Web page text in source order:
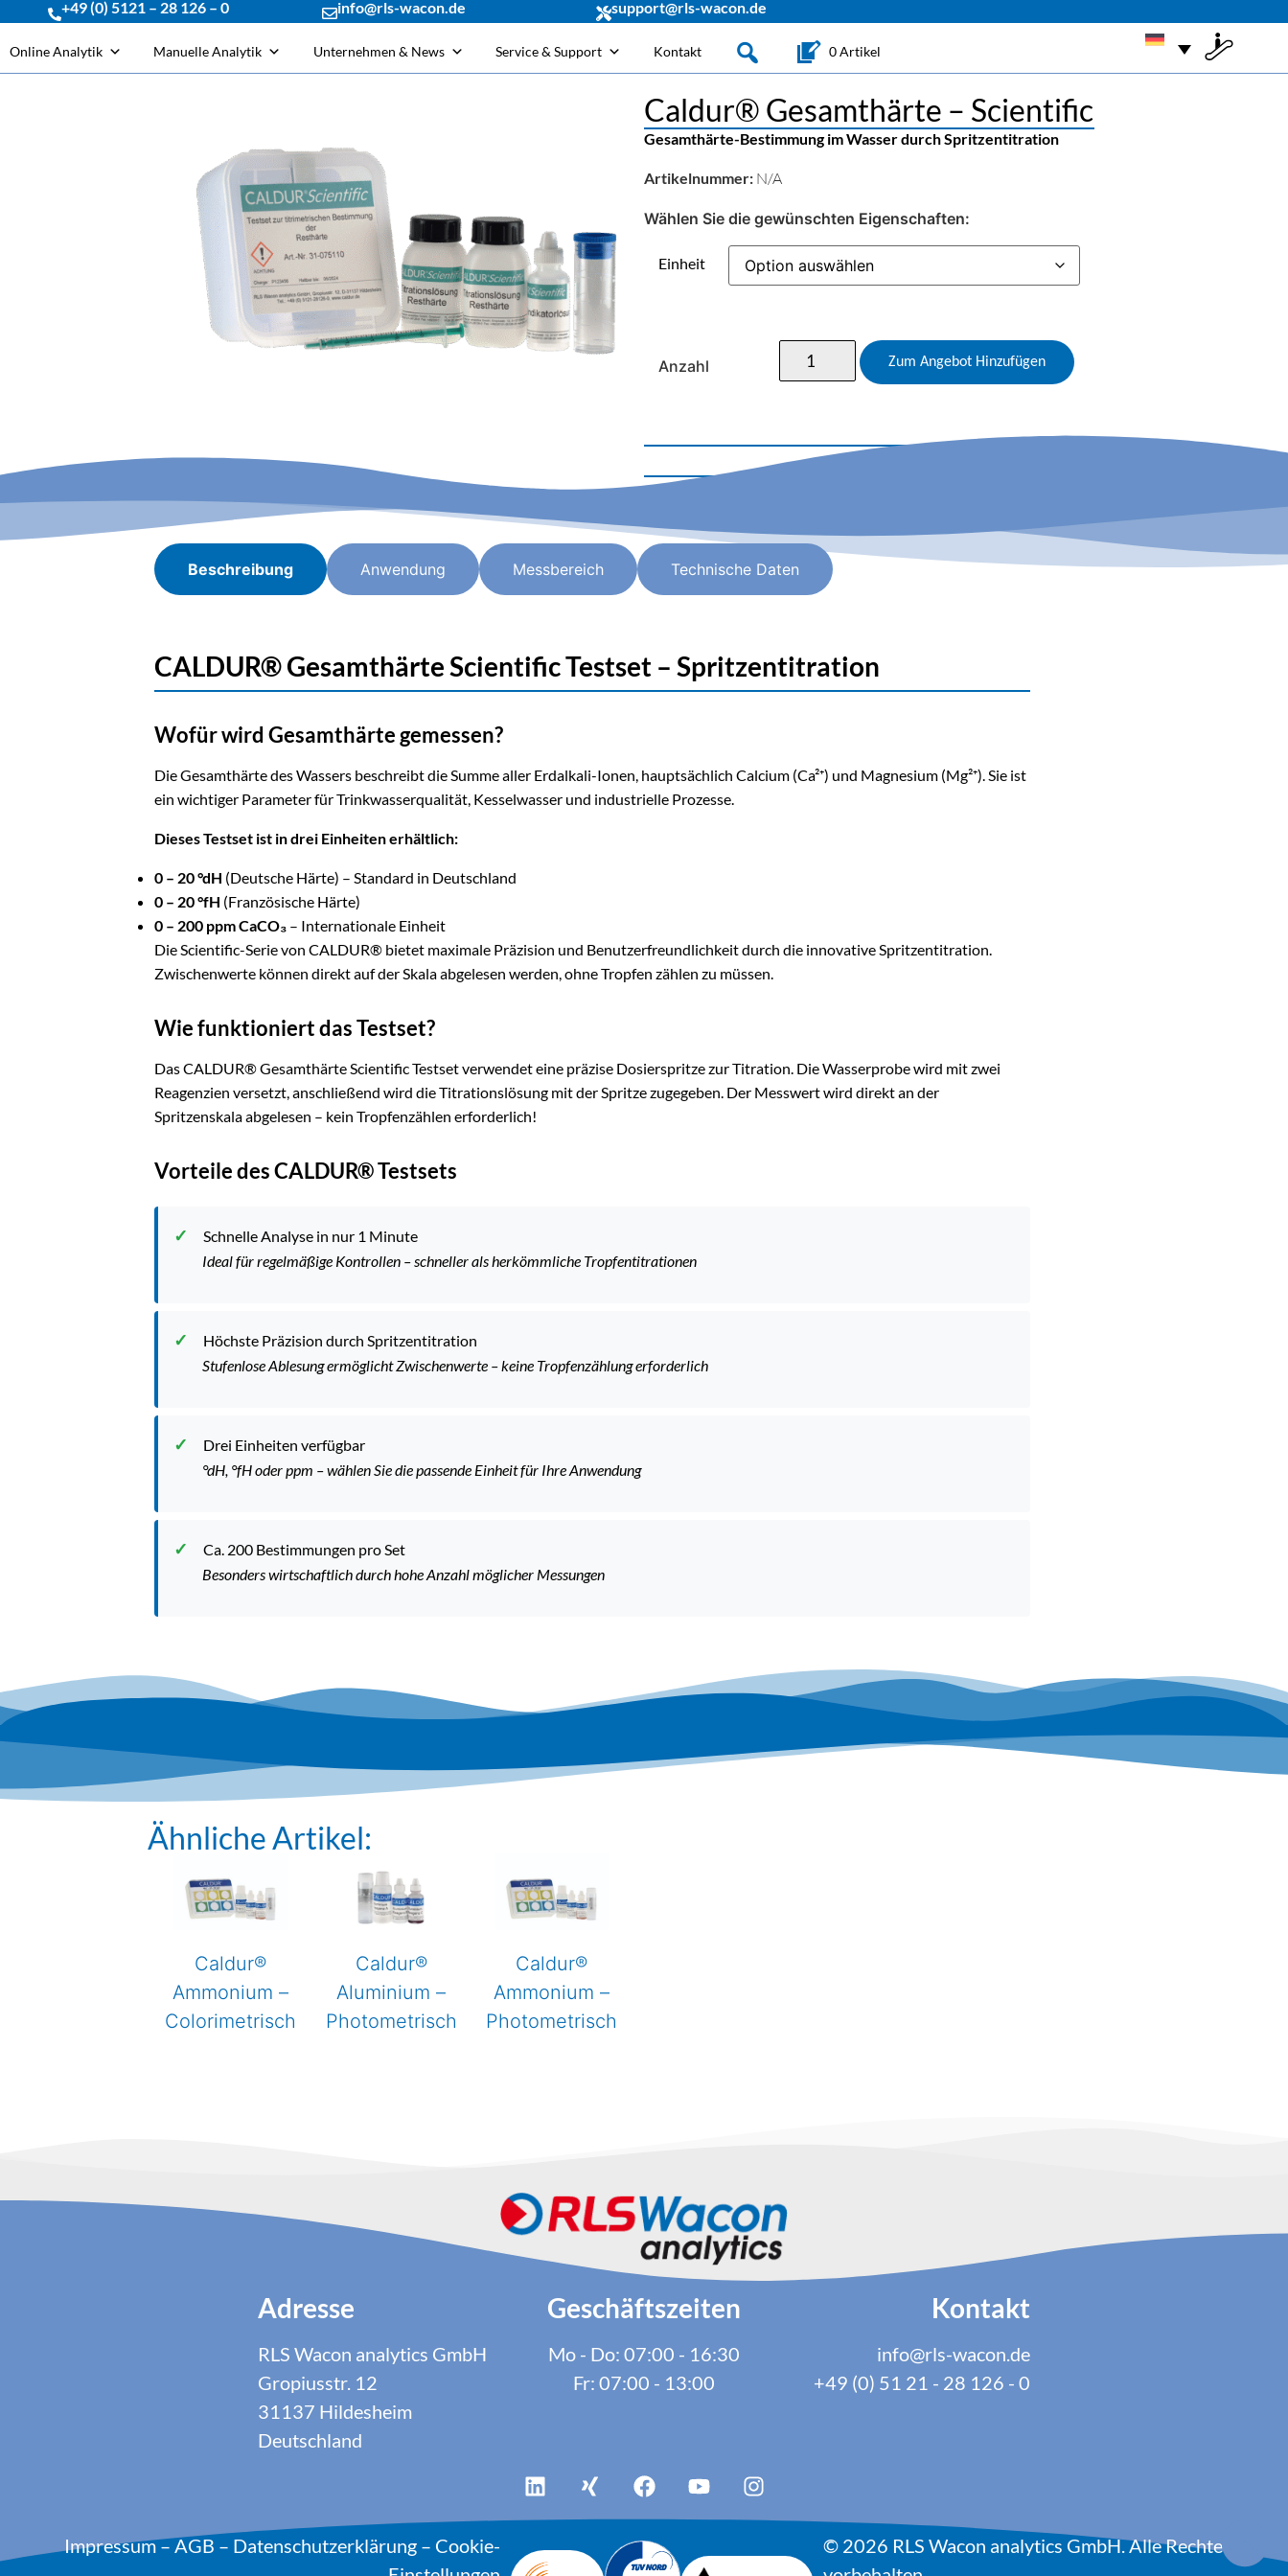
+49 (0) 5121 – 28 126 – 0 info@rls-wacon.de support@rls-wacon.de
Online Analytik Manuelle Analytik Unternehmen & News Service & Support Kontakt 0 Artikel
Caldur® Gesamthärte – Scientific
Gesamthärte-Bestimmung im Wasser durch Spritzentitration
Artikelnummer: N/A
Wählen Sie die gewünschten Eigenschaften:
Einheit
Anzahl Zum Angebot Hinzufügen
Beschreibung Anwendung Messbereich Technische Daten
CALDUR® Gesamthärte Scientific Testset – Spritzentitration
Wofür wird Gesamthärte gemessen?
Die Gesamthärte des Wassers beschreibt die Summe aller Erdalkali-Ionen, hauptsächlich Calcium (Ca²⁺) und Magnesium (Mg²⁺). Sie ist
ein wichtiger Parameter für Trinkwasserqualität, Kesselwasser und industrielle Prozesse.
Dieses Testset ist in drei Einheiten erhältlich:
0 – 20 °dH (Deutsche Härte) – Standard in Deutschland
0 – 20 °fH (Französische Härte)
0 – 200 ppm CaCO₃ – Internationale Einheit
Die Scientific-Serie von CALDUR® bietet maximale Präzision und Benutzerfreundlichkeit durch die innovative Spritzentitration.
Zwischenwerte können direkt auf der Skala abgelesen werden, ohne Tropfen zählen zu müssen.
Wie funktioniert das Testset?
Das CALDUR® Gesamthärte Scientific Testset verwendet eine präzise Dosierspritze zur Titration. Die Wasserprobe wird mit zwei
Reagenzien versetzt, anschließend wird die Titrationslösung mit der Spritze zugegeben. Der Messwert wird direkt an der
Spritzenskala abgelesen – kein Tropfenzählen erforderlich!
Vorteile des CALDUR® Testsets
Schnelle Analyse in nur 1 Minute
Ideal für regelmäßige Kontrollen – schneller als herkömmliche Tropfentitrationen
Höchste Präzision durch Spritzentitration
Stufenlose Ablesung ermöglicht Zwischenwerte – keine Tropfenzählung erforderlich
Drei Einheiten verfügbar
°dH, °fH oder ppm – wählen Sie die passende Einheit für Ihre Anwendung
Ca. 200 Bestimmungen pro Set
Besonders wirtschaftlich durch hohe Anzahl möglicher Messungen
Ähnliche Artikel:
Caldur®
Ammonium –
Colorimetrisch
Caldur®
Aluminium –
Photometrisch
Caldur®
Ammonium –
Photometrisch
Adresse
RLS Wacon analytics GmbH
Gropiusstr. 12
31137 Hildesheim
Deutschland
Geschäftszeiten
Mo - Do: 07:00 - 16:30
Fr: 07:00 - 13:00
Kontakt
info@rls-wacon.de
+49 (0) 51 21 - 28 126 - 0
Impressum–AGB – Datenschutzerklärung– Cookie-
© 2026 RLS Wacon analytics GmbH. Alle Rechte